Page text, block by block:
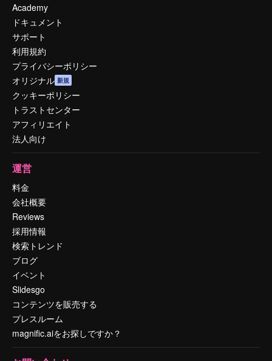
Academy
ドキュメント
サポート
利用規約
プライバシーポリシー
オリジナル 新規
クッキーポリシー
トラストセンター
アフィリエイト
法人向け
運営
料金
会社概要
Reviews
採用情報
検索トレンド
ブログ
イベント
Slidesgo
コンテンツを販売する
プレスルーム
magnific.aiをお探しですか？